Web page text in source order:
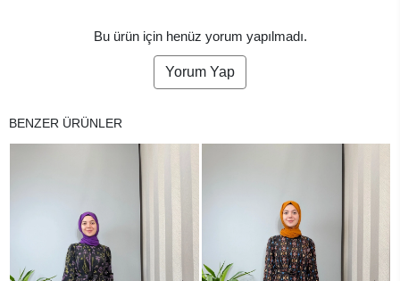
Bu ürün için henüz yorum yapılmadı.
Yorum Yap
BENZER ÜRÜNLER